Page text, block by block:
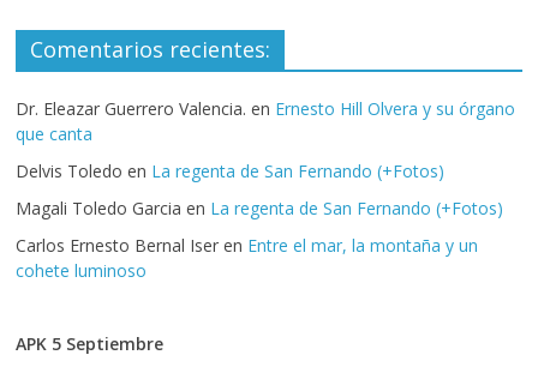
Comentarios recientes:
Dr. Eleazar Guerrero Valencia. en Ernesto Hill Olvera y su órgano
que canta
Delvis Toledo en La regenta de San Fernando (+Fotos)
Magali Toledo Garcia en La regenta de San Fernando (+Fotos)
Carlos Ernesto Bernal Iser en Entre el mar, la montaña y un
cohete luminoso
APK 5 Septiembre